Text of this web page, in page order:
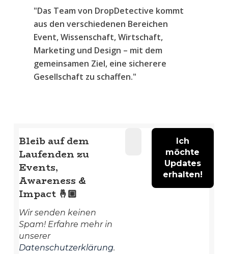
"Das Team von DropDetective kommt
aus den verschiedenen Bereichen
Event, Wissenschaft, Wirtschaft,
Marketing und Design – mit dem
gemeinsamen Ziel, eine sicherere
Gesellschaft zu schaffen."
Bleib auf dem
Laufenden zu
Events,
Awareness &
Impact🤞🏼
Wir senden keinen
Spam! Erfahre mehr in
unserer
Datenschutzerklärung.